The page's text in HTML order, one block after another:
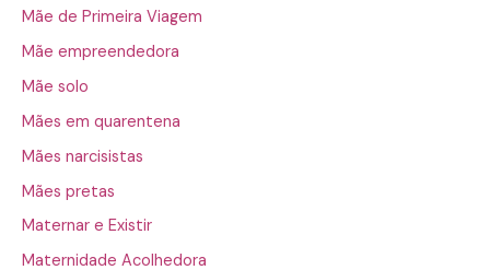
Mãe de Primeira Viagem
Mãe empreendedora
Mãe solo
Mães em quarentena
Mães narcisistas
Mães pretas
Maternar e Existir
Maternidade Acolhedora